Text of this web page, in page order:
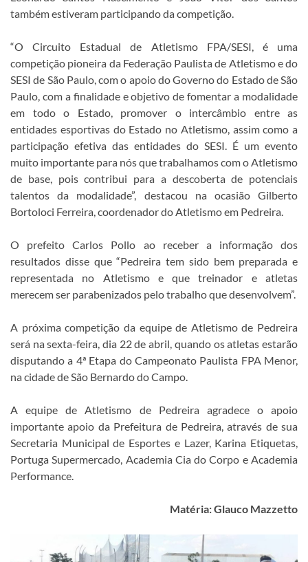
também estiveram participando da competição.
“O Circuito Estadual de Atletismo FPA/SESI, é uma
competição pioneira da Federação Paulista de Atletismo e do
SESI de São Paulo, com o apoio do Governo do Estado de São
Paulo, com a finalidade e objetivo de fomentar a modalidade
em todo o Estado, promover o intercâmbio entre as
entidades esportivas do Estado no Atletismo, assim como a
participação efetiva das entidades do SESI. É um evento
muito importante para nós que trabalhamos com o Atletismo
de base, pois contribui para a descoberta de potenciais
talentos da modalidade”, destacou na ocasião Gilberto
Bortoloci Ferreira, coordenador do Atletismo em Pedreira.
O prefeito Carlos Pollo ao receber a informação dos
resultados disse que “Pedreira tem sido bem preparada e
representada no Atletismo e que treinador e atletas
merecem ser parabenizados pelo trabalho que desenvolvem”.
A próxima competição da equipe de Atletismo de Pedreira
será na sexta-feira, dia 22 de abril, quando os atletas estarão
disputando a 4ª Etapa do Campeonato Paulista FPA Menor,
na cidade de São Bernardo do Campo.
A equipe de Atletismo de Pedreira agradece o apoio
importante apoio da Prefeitura de Pedreira, através de sua
Secretaria Municipal de Esportes e Lazer, Karina Etiquetas,
Portuga Supermercado, Academia Cia do Corpo e Academia
Performance.
Matéria: Glauco Mazzetto